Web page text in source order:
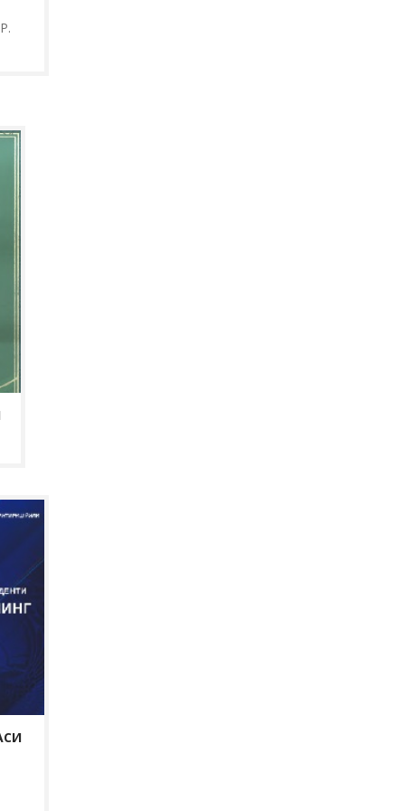
МЕЪМОРИ
шахслар, сиёсат
бошликлари фаолияти
фикр юритиш масъулиятини
журъат ҳи...